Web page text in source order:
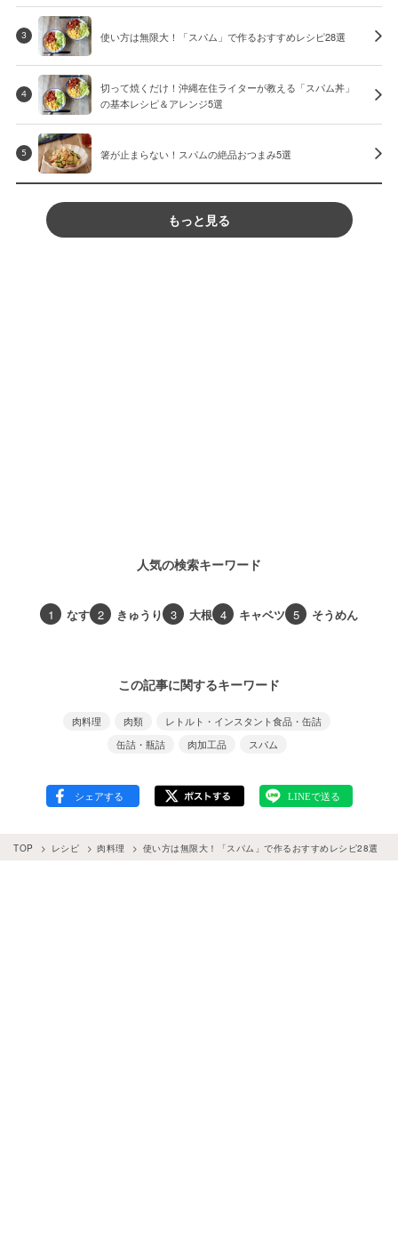
3 使い方は無限大！「スパム」で作るおすすめレシピ28選
4
切って焼くだけ！沖縄在住ライターが教える「スパム丼」
の基本レシピ＆アレンジ5選
5 箸が止まらない！スパムの絶品おつまみ5選
もっと見る
人気の検索キーワード
1 なす 2 きゅうり 3 大根 4 キャベツ 5 そうめん
この記事に関するキーワード
肉料理 肉類
レトルト・インスタント食品・缶詰
缶詰・瓶詰
肉加工品 スパム
TOP レシピ 肉料理 使い方は無限大！「スパム」で作るおすすめレシピ28選